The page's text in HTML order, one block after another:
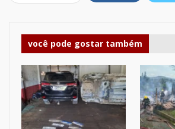
você pode gostar também